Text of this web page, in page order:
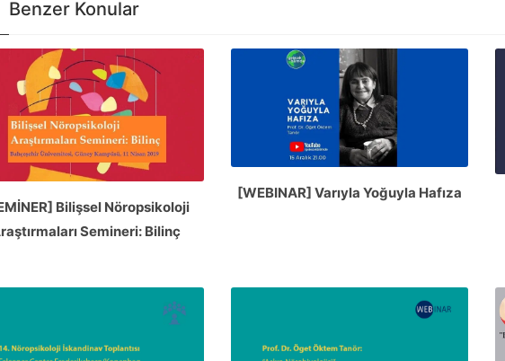
Benzer Konular
Bilişsel Nöropsikoloji
Semineri: Bilinç
[WEBINAR] Varıyla Yoğuyla Hafıza